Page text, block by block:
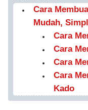
Cara
Mudah,
Cara
Cara
Cara
Cara
Kado